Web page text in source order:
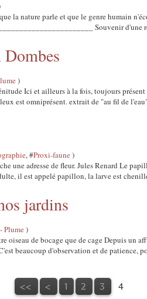
la nature parle et que le genre humain
Souvenir d'une
)
Ici et ailleurs à la fois, toujours
est omniprésent. extrait de "au fil de
, #Proxi-faune)
une adresse de fleur. Jules Renard Le
il est appelé papillon, la larve est
jardins
Plume)
oiseau de bocage que de cage Depuis un
beaucoup d'observation et de patience,
<< < 1 2 3 4